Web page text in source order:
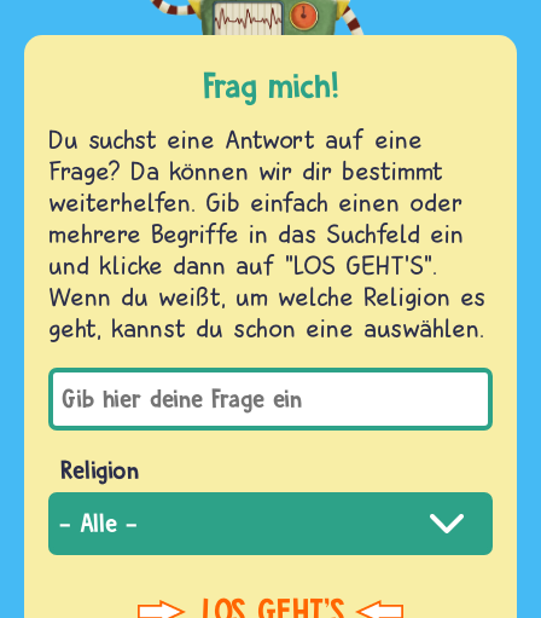
Frag mich!
Du suchst eine Antwort auf eine
Frage? Da können wir dir bestimmt
weiterhelfen. Gib einfach einen oder
mehrere Begriffe in das Suchfeld ein
und klicke dann auf "LOS GEHT'S".
Wenn du weißt, um welche Religion es
geht, kannst du schon eine auswählen.
Religion